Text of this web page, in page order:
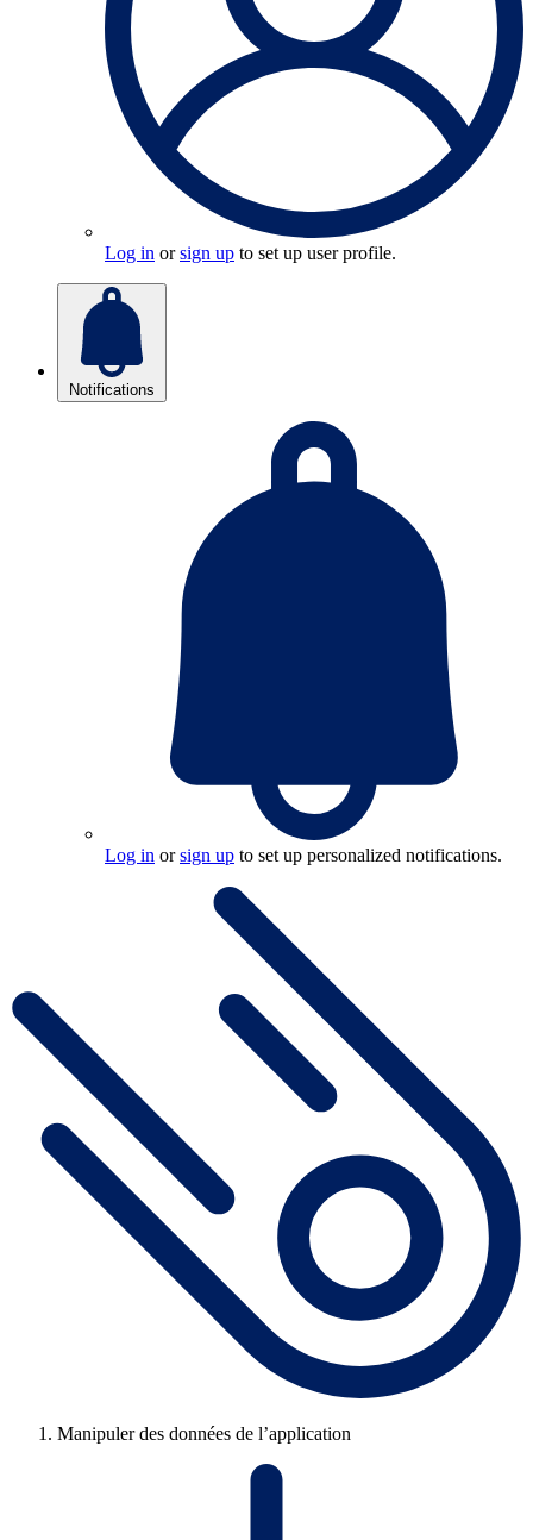
Log in orsign up to set up user profile.
Notifications
Log in orsign up to set up personalized notifications.
Manipuler des données de l’application